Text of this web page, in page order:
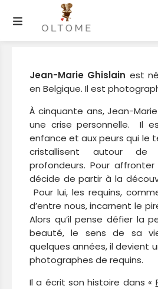
Jean-Marie GHISLAIN
Jean-Marie Ghislain est
en Belgique. Il est
À cinquante ans, Jean-
une crise personnelle. Il
enfance et aux peurs qui le
cristallisent autour
profondeurs. Pour
décide de partir à la
Pour lui, les requins,
d’entre nous, incarnent le
Alors qu’il pense défier la
beauté, le sens de sa
quelques années, il devient
photographes de requins.
Il a écrit son histoire dans «